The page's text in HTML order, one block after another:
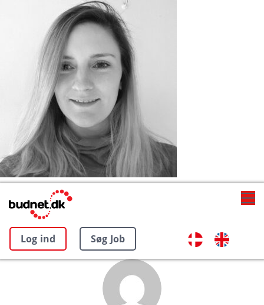
Log ind Søg Job